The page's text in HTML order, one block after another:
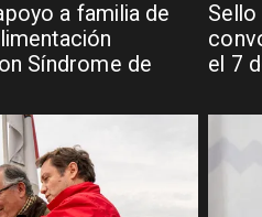
a familia de
Síndrome de
Sello
el 7